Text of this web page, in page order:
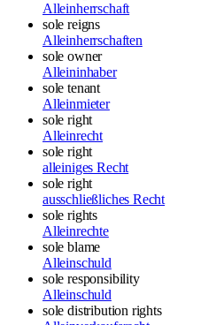
Alleinherrschaft
sole reigns
Alleinherrschaften
sole owner
Alleininhaber
sole tenant
Alleinmieter
sole right
Alleinrecht
sole right
alleiniges Recht
sole right
ausschließliches Recht
sole rights
Alleinrechte
sole blame
Alleinschuld
sole responsibility
Alleinschuld
sole distribution rights